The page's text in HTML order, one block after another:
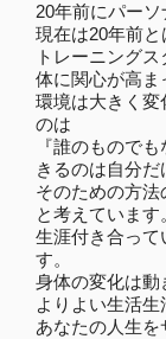
20年前にパーソ
現在は20年前
トレーニング
体に関心が高ま
環境は大きく変
のは
『誰のもので
きるのは自分だ
そのための方
と考えています
生涯付き合って
す。
身体の変化は動
よりよい生活生
あなたの人生